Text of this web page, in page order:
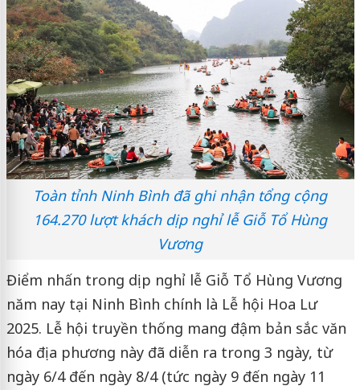
Toàn tỉnh Ninh Bình đã ghi nhận tổng cộng
164.270 lượt khách dịp nghỉ lễ Giỗ Tổ Hùng
Vương
Điểm nhấn trong dịp nghỉ lễ Giỗ Tổ Hùng Vương
năm nay tại Ninh Bình chính là Lễ hội Hoa Lư
2025. Lễ hội truyền thống mang đậm bản sắc văn
hóa địa phương này đã diễn ra trong 3 ngày, từ
ngày 6/4 đến ngày 8/4 (tức ngày 9 đến ngày 11